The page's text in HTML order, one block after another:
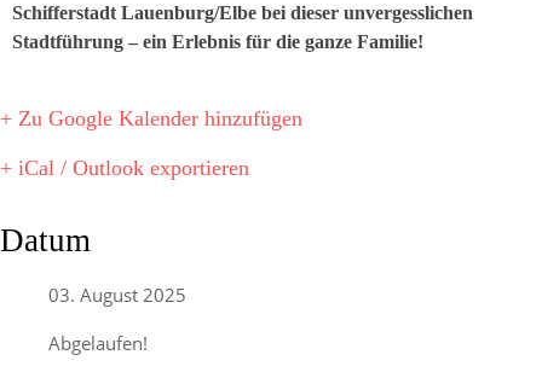
Schifferstadt Lauenburg/Elbe bei dieser unvergesslichen
Stadtführung – ein Erlebnis für die ganze Familie!
+ Zu Google Kalender hinzufügen
+ iCal / Outlook exportieren
Datum
03. August 2025
Abgelaufen!